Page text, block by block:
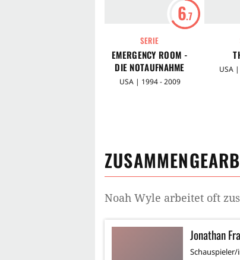
6.7
SERIE
EMERGENCY ROOM -
DIE NOTAUFNAHME
USA | 1994 - 2009
USA
Noah Wyle arbeitet oft
Jonathan
Schauspieler/